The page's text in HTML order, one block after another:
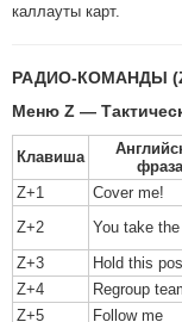
каллауты карт.
РАДИО-КОМАНДЫ (Z
Меню Z —
Клавиша
фраза
Z+1
Cover me!
Z+2
You take
Z+3
Hold this
Z+4
Regroup
Z+5
Follow me